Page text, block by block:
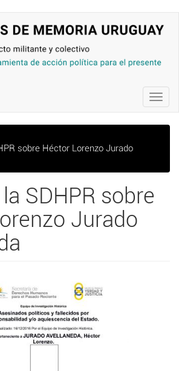
sobre Héctor Lorenzo Jurado
SDHPR sobre
Jurado